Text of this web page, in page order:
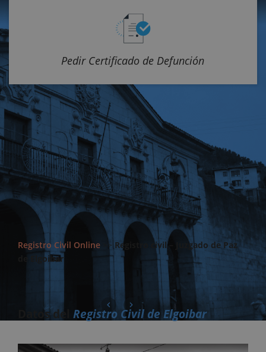
Pedir Certificado de Defunción
Registro Civil Online >> Registro civil – Juzgado de Paz
de Elgoibar
Datos del Registro Civil de Elgoibar